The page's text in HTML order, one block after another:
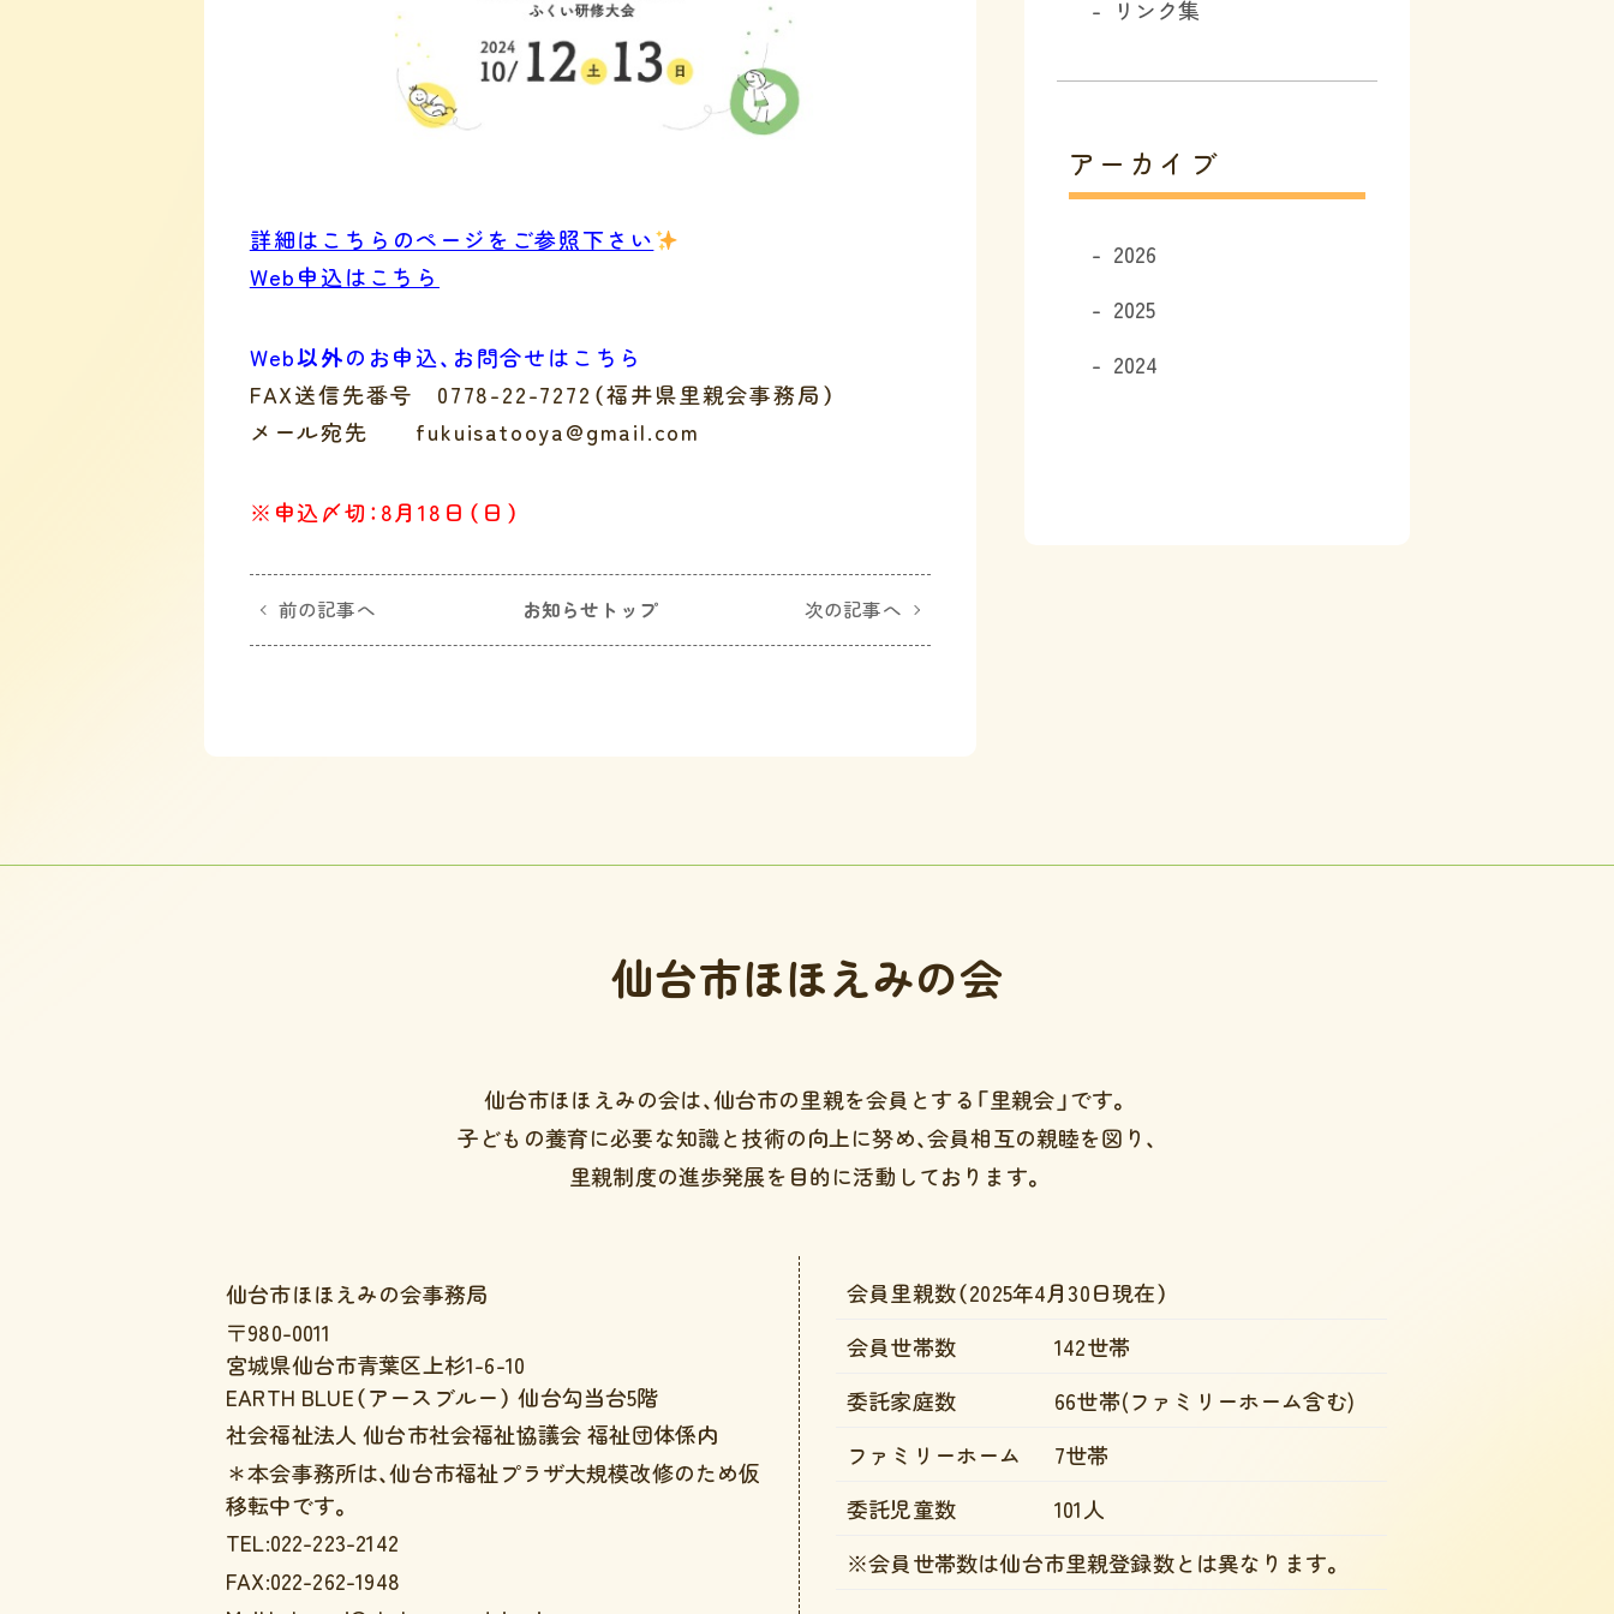
詳細はこちらのページをご参照下さい
Web申込はこちら
Web以外のお申込、お問合せはこちら
FAX送信先番号 0778-22-7272（福井県里親会事務局）
メール宛先 fukuisatooya@gmail.com
※申込〆切：8月18日（日）
前の記事へ お知らせトップ 次の記事へ
リンク集
アーカイブ
2026
2025
2024
仙台市ほほえみの会
仙台市ほほえみの会は、仙台市の里親を会員とする「里親会」です。
子どもの養育に必要な知識と技術の向上に努め、会員相互の親睦を図り、
里親制度の進歩発展を目的に活動しております。
仙台市ほほえみの会事務局
〒980-0011
宮城県仙台市青葉区上杉1-6-10
EARTH BLUE（アースブルー） 仙台勾当台5階
社会福祉法人 仙台市社会福祉協議会 福祉団体係内
＊本会事務所は、仙台市福祉プラザ大規模改修のため仮
移転中です。
TEL:022-223-2142
FAX:022-262-1948
会員里親数（2025年4月30日現在）
会員世帯数
142世帯
委託家庭数
66世帯(ファミリーホーム含む)
ファミリーホーム
7世帯
委託児童数
101人
※会員世帯数は仙台市里親登録数とは異なります。